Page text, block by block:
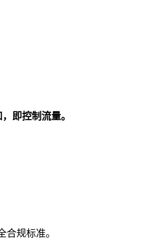
即控制流量。
合规标准。